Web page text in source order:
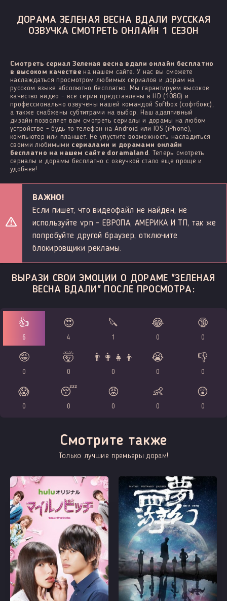
ДОРАМА ЗЕЛЕНАЯ ВЕСНА ВДАЛИ РУССКАЯ
ОЗВУЧКА СМОТРЕТЬ ОНЛАЙН 1 СЕЗОН
Смотреть сериал Зеленая весна вдали онлайн бесплатно
в высоком качестве на нашем сайте. У нас вы сможете
наслаждаться просмотром любимых сериалов и дорам на
русском языке абсолютно бесплатно. Мы гарантируем высокое
качество видео - все серии представлены в HD (1080) и
профессионально озвучены нашей командой Softbox (софтбокс),
а также снабжены субтитрами на выбор. Наш адаптивный
дизайн позволяет вам смотреть сериалы и дорамы на любом
устройстве - будь то телефон на Android или IOS (iPhone),
компьютер или планшет. Не упустите возможность насладиться
своими любимыми сериалами и дорамами онлайн
бесплатно на нашем сайте doramaland . Теперь смотреть
сериалы и дорамы бесплатно с озвучкой стало еще проще и
удобнее!
ВАЖНО!
Если пишет, что видеофайл не найден, не
используйте vpn - ЕВРОПА, АМЕРИКА И ТП, так же
попробуйте другой браузер, отключите
блокировщики рекламы.
ВЫРАЗИ СВОИ ЭМОЦИИ О ДОРАМЕ "ЗЕЛЕНАЯ
ВЕСНА ВДАЛИ" ПОСЛЕ ПРОСМОТРА:
👍
6
😍
4
🔪
1
😂
0
🔞
0
🤪
0
🤯
0
👨‍👩‍👧‍👦
0
😭
0
👎
0
😱
0
😴
0
😡
0
👶
0
😲
0
Смотрите также
Только лучшие премьеры дорам!